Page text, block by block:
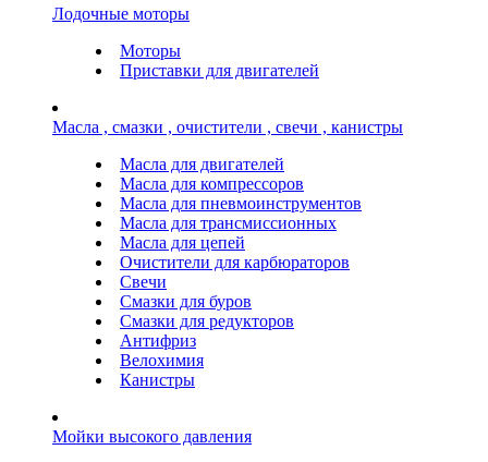
Лодочные моторы
Моторы
Приставки для двигателей
Масла , смазки , очистители , свечи , канистры
Масла для двигателей
Масла для компрессоров
Масла для пневмоинструментов
Масла для трансмиссионных
Масла для цепей
Очистители для карбюраторов
Свечи
Смазки для буров
Смазки для редукторов
Антифриз
Велохимия
Канистры
Мойки высокого давления